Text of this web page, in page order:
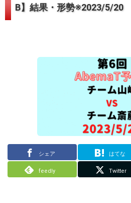
B】結果・形勢※2023/5/20
シェア はてな
feedly Twitter